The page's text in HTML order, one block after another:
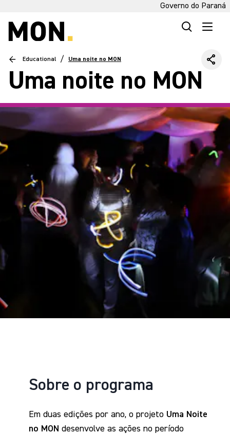
Governo do Paraná
Educational / Uma noite no MON
Uma noite no MON
Sobre o programa
Em duas edições por ano, o projeto Uma Noite
no MON desenvolve as ações no período